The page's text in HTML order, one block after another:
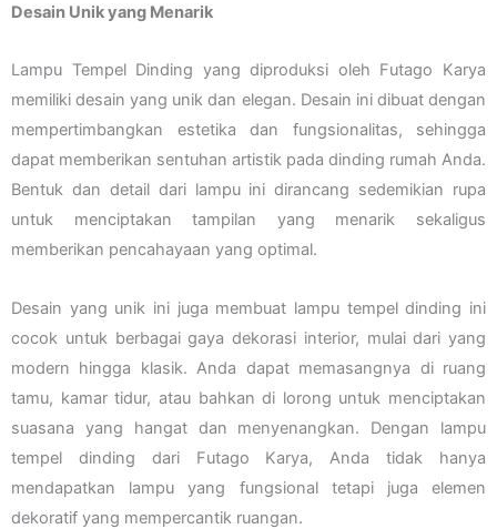
Desain Unik yang Menarik
Lampu Tempel Dinding yang diproduksi oleh Futago Karya
memiliki desain yang unik dan elegan. Desain ini dibuat dengan
mempertimbangkan estetika dan fungsionalitas, sehingga
dapat memberikan sentuhan artistik pada dinding rumah Anda.
Bentuk dan detail dari lampu ini dirancang sedemikian rupa
untuk menciptakan tampilan yang menarik sekaligus
memberikan pencahayaan yang optimal.
Desain yang unik ini juga membuat lampu tempel dinding ini
cocok untuk berbagai gaya dekorasi interior, mulai dari yang
modern hingga klasik. Anda dapat memasangnya di ruang
tamu, kamar tidur, atau bahkan di lorong untuk menciptakan
suasana yang hangat dan menyenangkan. Dengan lampu
tempel dinding dari Futago Karya, Anda tidak hanya
mendapatkan lampu yang fungsional tetapi juga elemen
dekoratif yang mempercantik ruangan.